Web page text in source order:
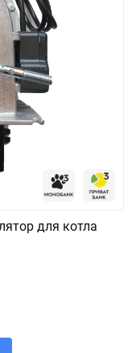
для котла